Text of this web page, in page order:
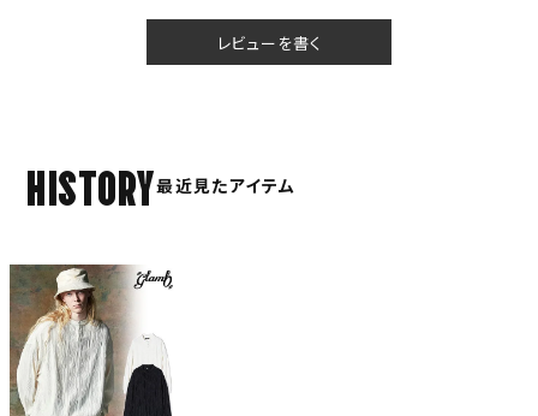
レビューを書く
HISTORY最近見たアイテム